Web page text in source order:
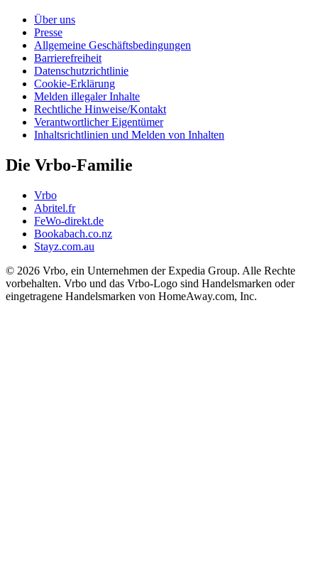
Über uns
Presse
Allgemeine Geschäftsbedingungen
Barrierefreiheit
Datenschutzrichtlinie
Cookie-Erklärung
Melden illegaler Inhalte
Rechtliche Hinweise/Kontakt
Verantwortlicher Eigentümer
Inhaltsrichtlinien und Melden von Inhalten
Die Vrbo-Familie
Vrbo
Abritel.fr
FeWo-direkt.de
Bookabach.co.nz
Stayz.com.au
© 2026 Vrbo, ein Unternehmen der Expedia Group. Alle Rechte
vorbehalten. Vrbo und das Vrbo-Logo sind Handelsmarken oder
eingetragene Handelsmarken von HomeAway.com, Inc.